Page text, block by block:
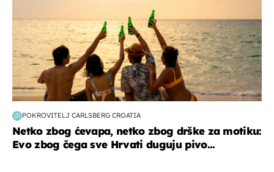
POKROVITELJ CARLSBERG CROATIA
Netko zbog ćevapa, netko zbog drške za motiku:
Evo zbog čega sve Hrvati duguju pivo...